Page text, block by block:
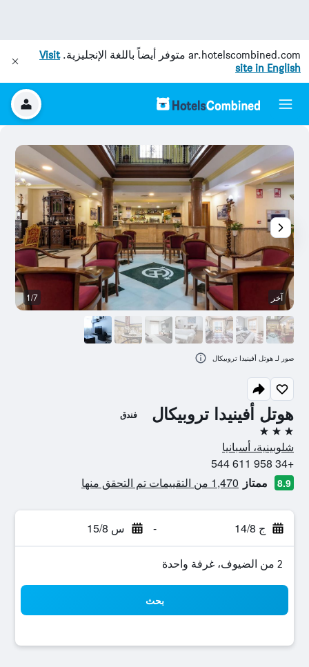
ar.hotelscombined.com متوفر أيضاً باللغة الإنجليزية.Visit
site in English
هوتل أفينيدا تروبيكال فندق
3 نجوم
شلوبينية، أسبانيا
+34 958 611 544
8.9 ممتاز 1,470 من التقييمات تم التحقق منها
ج 14/8 - س 15/8
2 من الضيوف، غرفة واحدة
بحث
آخر 1/7
صور لـ هوتل أفينيدا تروبيكال